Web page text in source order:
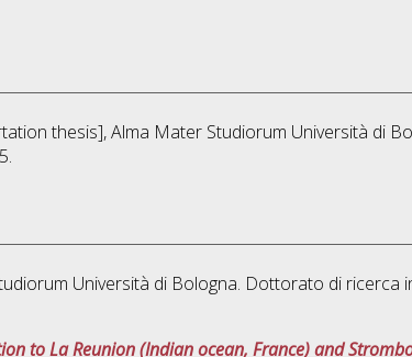
thesis], Alma Mater Studiorum Università di
Università di Bologna. Dottorato di ricerca
to La Reunion (Indian ocean, France) and